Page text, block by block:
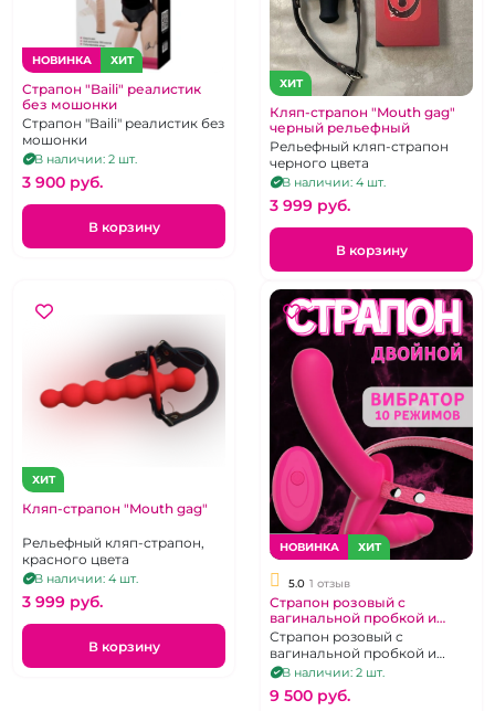
НОВИНКА ХИТ
Страпон "Baili" реалистик
без мошонки
Страпон "Baili" реалистик без
мошонки
В наличии: 2 шт.
3 900 pуб.
В корзину
ХИТ
Кляп-страпон "Mouth gag"
черный рельефный
Рельефный кляп-страпон
черного цвета
В наличии: 4 шт.
3 999 pуб.
В корзину
ХИТ
Кляп-страпон "Mouth gag"
Рельефный кляп-страпон,
красного цвета
В наличии: 4 шт.
3 999 pуб.
В корзину
НОВИНКА ХИТ
5.0 1 отзыв
Страпон розовый с
вагинальной пробкой и
вибрацией
Страпон розовый с
вагинальной пробкой и
вибрацией
В наличии: 2 шт.
9 500 pуб.